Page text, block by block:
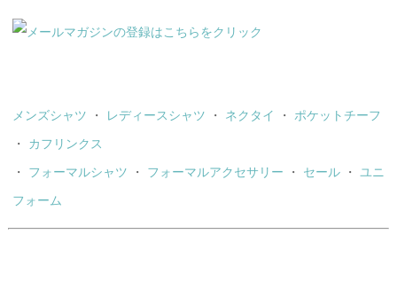
メンズシャツ ・ レディースシャツ ・ ネクタイ ・ ポケットチーフ
・ カフリンクス
・ フォーマルシャツ ・ フォーマルアクセサリー ・ セール・ ユニ
フォーム